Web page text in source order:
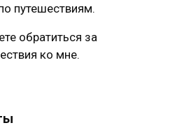
путешествиям.
обратиться за
ко мне.